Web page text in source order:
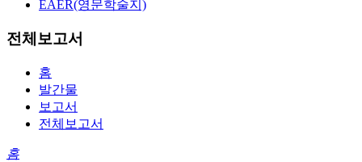
EAER(영문학술지)
전체보고서
홈
발간물
보고서
전체보고서
홈